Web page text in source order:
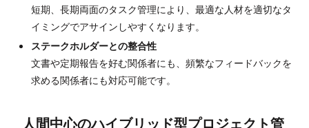
短期、長期両面のタスク管理により、最適な人材を適切なタ
イミングでアサインしやすくなります。
ステークホルダーとの整合性
文書や定期報告を好む関係者にも、頻繁なフィードバックを
求める関係者にも対応可能です。
人間中心のハイブリッド型プロジェクト管